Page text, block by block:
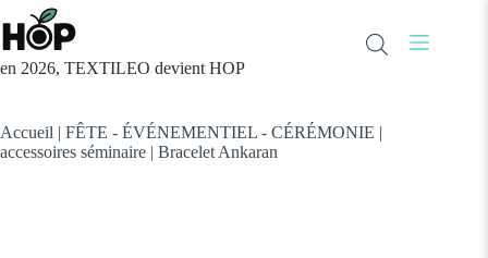
Passer
au
contenu
en 2026, TEXTILEO devient HOP
Accueil | FÊTE - ÉVÉNEMENTIEL - CÉRÉMONIE |
accessoires séminaire | Bracelet Ankaran